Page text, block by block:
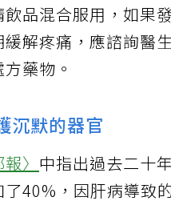
飲品混合服用，如果
緩解疼痛，應諮詢醫
藥物。
沉默的器官
〉 中指出過去二十
了40%，因肝病導致